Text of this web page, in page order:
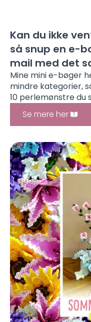
Kan du ikke
så snup en e-
mail med det
Mine mini e-bøger
mindre kategorier,
10 perlemønstre du
Se mere her